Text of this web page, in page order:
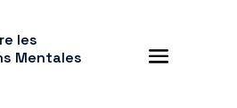
les
Mentales